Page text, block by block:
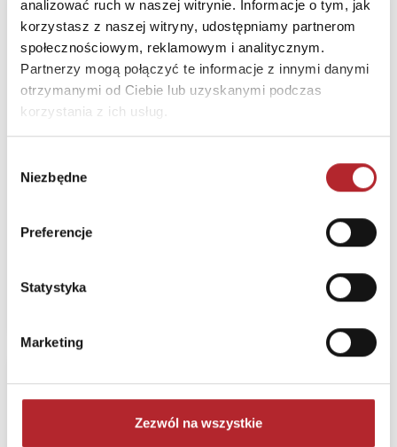
analizować ruch w naszej witrynie. Informacje o tym, jak
korzystasz z naszej witryny, udostępniamy partnerom
społecznościowym, reklamowym i analitycznym.
Partnerzy mogą połączyć te informacje z innymi danymi
otrzymanymi od Ciebie lub uzyskanymi podczas
korzystania z ich usług.
zgody
Niezbędne
Preferencje
Statystyka
Marketing
Zezwól na wszystkie
Nowość
Zestaw
klocków
Astrafun Pixel One
Bez prawa zwrotu
24H
Sugerowana cena detaliczna
50,61zł
Nowość
Zestaw
klocków